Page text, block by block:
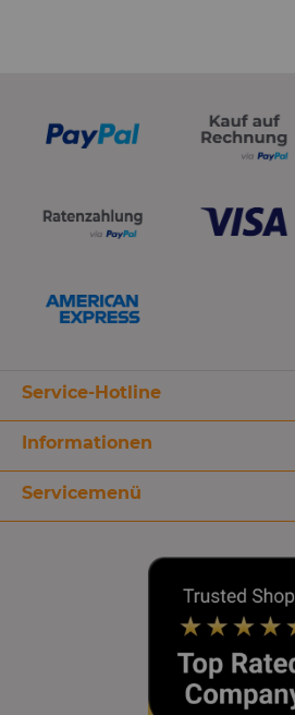
Service-Hotline
Informationen
Servicemenü